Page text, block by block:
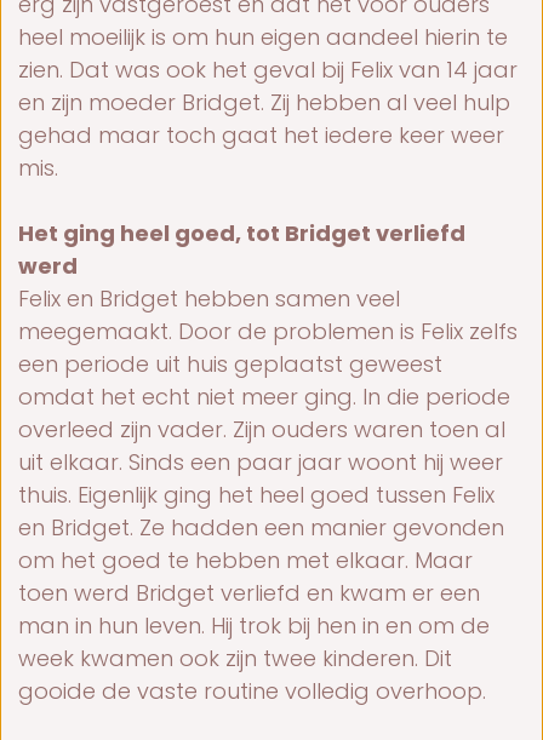
heel moeilijk is om hun eigen aandeel hierin te
zien. Dat was ook het geval bij Felix van 14 jaar
en zijn moeder Bridget. Zij hebben al veel hulp
gehad maar toch gaat het iedere keer weer
mis.
Het ging heel goed, tot Bridget verliefd
werd
Felix en Bridget hebben samen veel
meegemaakt. Door de problemen is Felix zelfs
een periode uit huis geplaatst geweest
omdat het echt niet meer ging. In die periode
overleed zijn vader. Zijn ouders waren toen al
uit elkaar. Sinds een paar jaar woont hij weer
thuis. Eigenlijk ging het heel goed tussen Felix
en Bridget. Ze hadden een manier gevonden
om het goed te hebben met elkaar. Maar
toen werd Bridget verliefd en kwam er een
man in hun leven. Hij trok bij hen in en om de
week kwamen ook zijn twee kinderen. Dit
gooide de vaste routine volledig overhoop.